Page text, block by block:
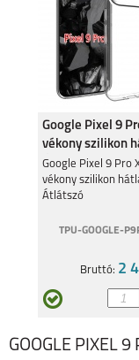
GOOGLE PIXEL 9
Google Pixel 9
vékony szilikon
Átlátszó
Google Pixel 9 Pro
vékony szilikon
Átlátszó
TPU-GOOGLE-
Bruttó: 2
GOOGLE PIXEL 9